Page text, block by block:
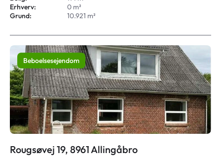
Erhverv:
0 m²
Grund:
10.921 m²
Beboelsesejendom
Rougsøvej 19, 8961 Allingåbro